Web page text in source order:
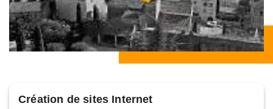
Création de sites Internet